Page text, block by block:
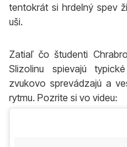
tentokrát si hrdelný spev
uši.
Zatiaľ čo študenti
Slizolinu spievajú
zvukovo sprevádzajú a
rytmu. Pozrite si vo videu: